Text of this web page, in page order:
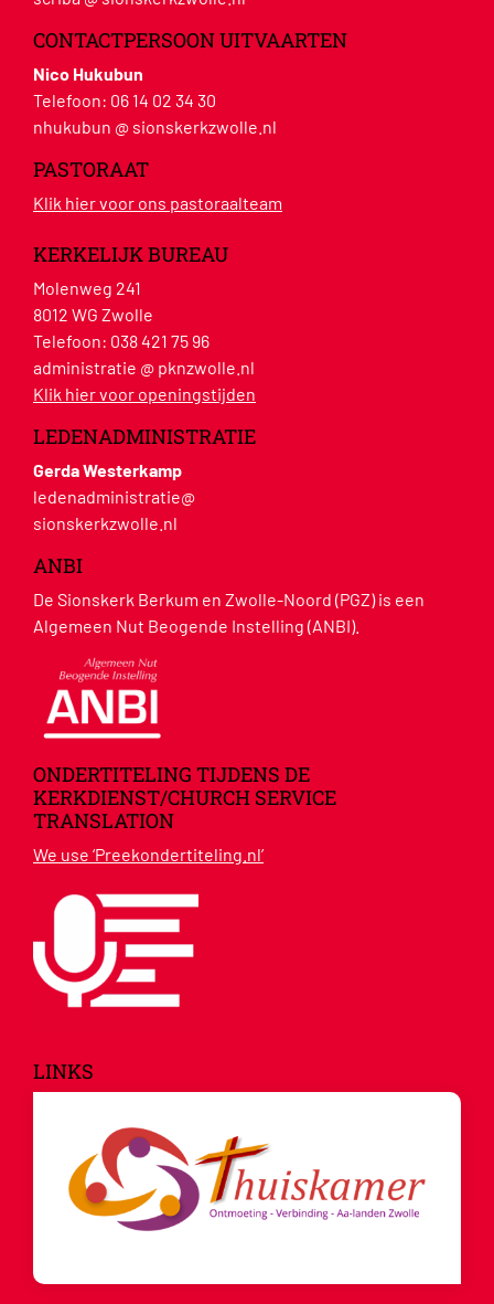
CONTACTPERSOON UITVAARTEN
Nico Hukubun
Telefoon: 06 14 02 34 30
nhukubun @ sionskerkzwolle.nl
PASTORAAT
Klik hier voor ons pastoraalteam
KERKELIJK BUREAU
Molenweg 241
8012 WG Zwolle
Telefoon: 038 421 75 96
administratie @ pknzwolle.nl
Klik hier voor openingstijden
LEDENADMINISTRATIE
Gerda Westerkamp
ledenadministratie@
sionskerkzwolle.nl
ANBI
De Sionskerk Berkum en Zwolle-Noord (PGZ) is een
Algemeen Nut Beogende Instelling (ANBI).
ONDERTITELING TIJDENS DE
KERKDIENST/CHURCH SERVICE
TRANSLATION
We use ‘Preekondertiteling.nl’
LINKS